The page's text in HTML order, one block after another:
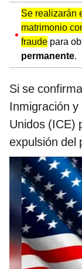
Se realizarán
matrimonio
fraude para
permanente.
Si se
Inmigración
Unidos (ICE)
expulsión del